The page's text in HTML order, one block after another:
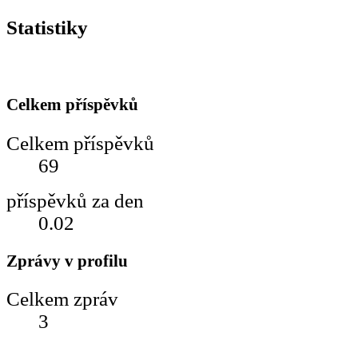
Statistiky
Celkem příspěvků
Celkem příspěvků
69
příspěvků za den
0.02
Zprávy v profilu
Celkem zpráv
3